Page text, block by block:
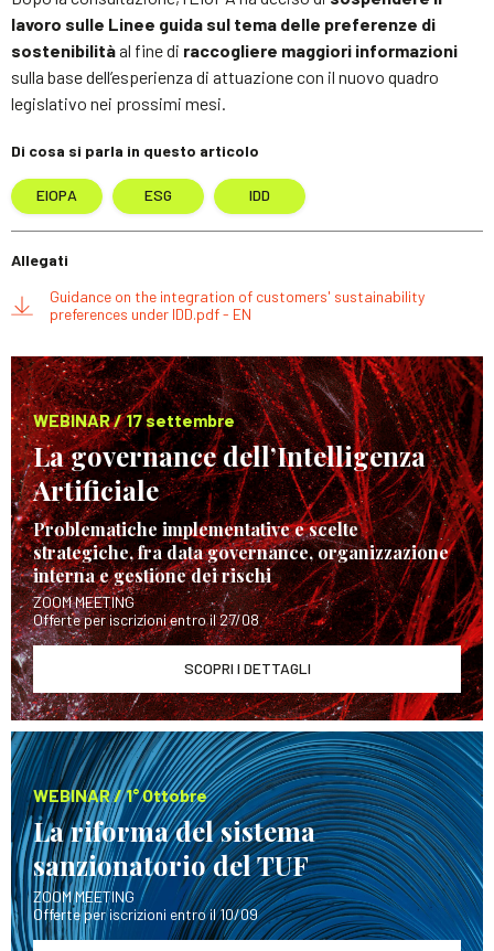
lavoro sulle Linee guida sul tema delle preferenze di
sostenibilitàal fine di raccogliere maggiori informazioni
sulla base dell’esperienza di attuazione con il nuovo quadro
legislativo nei prossimi mesi.
Di cosa si parla in questo articolo
EIOPA ESG IDD
Allegati
Guidance on the integration of customers' sustainability
preferences under IDD.pdf - EN
WEBINAR / 17 settembre
La governance dell’Intelligenza
Artificiale
Problematiche implementative e scelte
strategiche, fra data governance, organizzazione
interna e gestione dei rischi
ZOOM MEETING
Offerte per iscrizioni entro il 27/08
SCOPRI I DETTAGLI
WEBINAR / 1° Ottobre
La riforma del sistema
sanzionatorio del TUF
ZOOM MEETING
Offerte per iscrizioni entro il 10/09